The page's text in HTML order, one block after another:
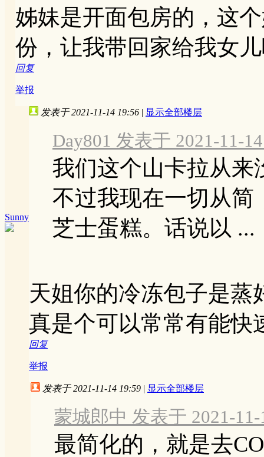
姊妹是开面包房的，这
份，让我带回家给我女
回复
举报
Sunny
发表于 2021-11-14 19:56 | 显示全部楼层
Day801 发表于 2021-11-
我们这个山卡拉从来
不过我现在一切从简
芝士蛋糕。话说以 ...
天姐你的冷冻包子是蒸
真是个可以常常有能快
回复
举报
发表于 2021-11-14 19:59 | 显示全部楼层
蒙城郎中 发表于 2021-11-
最简化的，就是去